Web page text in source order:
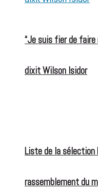
“Je suis fier de
dixit Wilson Isidor
Liste de la sélection
rassemblement du